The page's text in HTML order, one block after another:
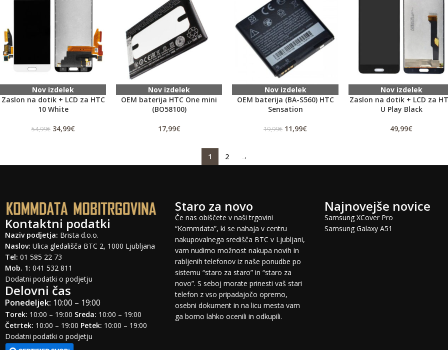
Nov izdelek
Zaslon na dotik + LCD za HTC
10 White
54,99€ 34,99€
Nov izdelek
OEM baterija HTC One mini
(BO58100)
17,99€
Nov izdelek
OEM baterija (BA-S560) HTC
Sensation
19,99€ 11,99€
Nov izdelek
Zaslon na dotik + LCD za
U Play Black
49,99€
1 2 →
Kontaktni podatki
Naziv podjetja: Brista d.o.o.
Naslov: Ulica gledališča BTC 2, 1000 Ljubljana
Tel: 01 585 22 73
Mob. 1: 041 532 811
Dodatni podatki o podjetju
Delovni čas
Ponedeljek: 10:00 – 19:00
Torek: 10:00 – 19:00 Sreda: 10:00 – 19:00
Četrtek: 10:00 – 19:00 Petek: 10:00 – 19:00
Dodatni podatki o podjetju
Staro za novo
Če nas obiščete v naši trgovini
“Kommdata”, ki se nahaja v centru
nakupovalnega središča BTC v Ljubljani,
vam nudimo možnost nakupa novih in
rabljenih telefonov iz naše ponudbe po
sistemu “staro za staro” in “staro za
novo”. S seboj morate prinesti vaš stari
telefon z vso pripadajočo opremo,
osebni dokument in na licu mesta vam
ga bomo lahko ocenili in odkupili.
Najnovejše novice
Samsung XCover Pro
Samsung Galaxy A51